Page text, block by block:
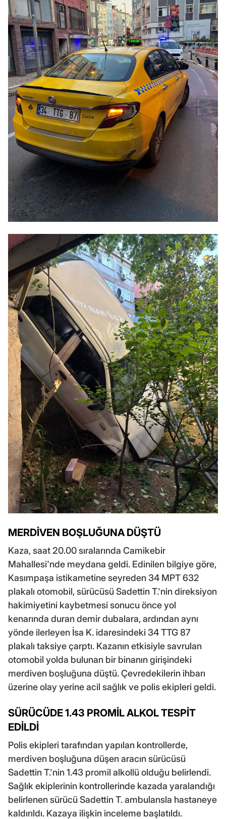
MERDİVEN BOŞLUĞUNA DÜŞTÜ
Kaza, saat 20.00 sıralarında Camikebir
Mahallesi'nde meydana geldi. Edinilen bilgiye göre,
Kasımpaşa istikametine seyreden 34 MPT 632
plakalı otomobil, sürücüsü Sadettin T.'nin direksiyon
hakimiyetini kaybetmesi sonucu önce yol
kenarında duran demir dubalara, ardından aynı
yönde ilerleyen İsa K. idaresindeki 34 TTG 87
plakalı taksiye çarptı. Kazanın etkisiyle savrulan
otomobil yolda bulunan bir binanın girişindeki
merdiven boşluğuna düştü. Çevredekilerin ihbarı
üzerine olay yerine acil sağlık ve polis ekipleri geldi.
SÜRÜCÜDE 1.43 PROMİL ALKOL TESPİT
EDİLDİ
Polis ekipleri tarafından yapılan kontrollerde,
merdiven boşluğuna düşen aracın sürücüsü
Sadettin T.'nin 1.43 promil alkollü olduğu belirlendi.
Sağlık ekiplerinin kontrollerinde kazada yaralandığı
belirlenen sürücü Sadettin T. ambulansla hastaneye
kaldırıldı. Kazaya ilişkin inceleme başlatıldı.